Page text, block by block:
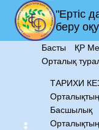
"Ертіс
беру
Басты
ҚР
Орталық
ТАРИХИ
Басшылық